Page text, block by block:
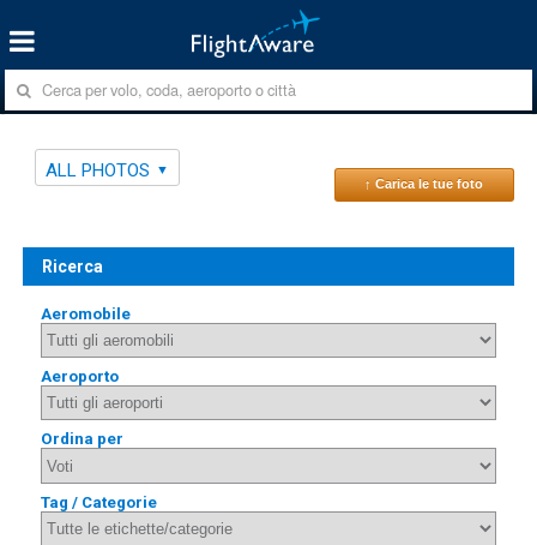
ALL PHOTOS
↑ Carica le tue foto
Ricerca
Aeromobile
Aeroporto
Ordina per
Tag / Categorie